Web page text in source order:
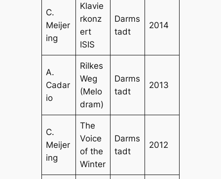
C.
Meijer
ing
Klavie
rkonz
ert
ISIS
Darms
tadt
2014
A.
Cadar
io
Rilkes
Weg
(Melo
dram)
Darms
tadt
2013
C.
Meijer
ing
The
Voice
of the
Winter
Darms
tadt
2012